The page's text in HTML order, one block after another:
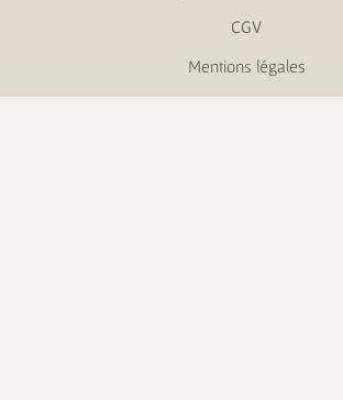
CGV
Mentions légales